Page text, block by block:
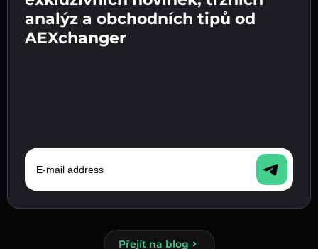
Potvrďte svou totožnost 👉 pokračujte k
poslednímu kroku.
analýz a obchodních tipů od
AEXchanger
E-mail address
Přejít na blog